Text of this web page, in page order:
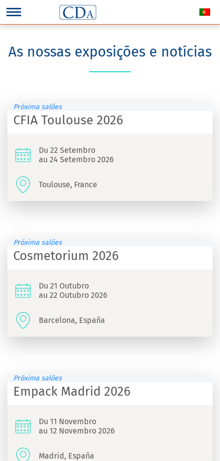
As nossas exposições e notícias
Próxima salões
CFIA Toulouse 2026
Du 22 Setembro
au 24 Setembro 2026
Toulouse, France
Próxima salões
Cosmetorium 2026
Du 21 Outubro
au 22 Outubro 2026
Barcelona, España
Próxima salões
Empack Madrid 2026
Du 11 Novembro
au 12 Novembro 2026
Madrid, España